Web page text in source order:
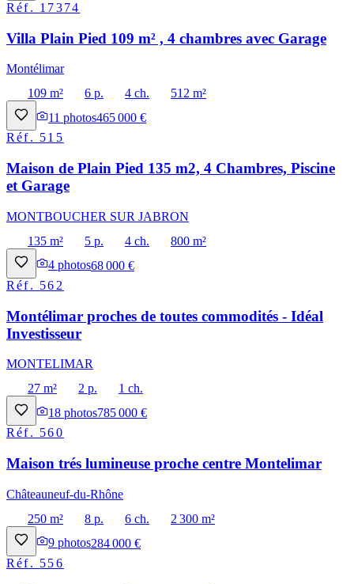
Réf. 17374
Villa Plain Pied 109 m² , 4 chambres avec Garage
Montélimar
109 m²
6 p. 4 ch.
512 m²
11 photos465 000 €
Réf. 515
Maison de Plain Pied 135 m2, 4 Chambres, Piscine
et Garage
MONTBOUCHER SUR JABRON
135 m²
5 p. 4 ch.
800 m²
4 photos68 000 €
Réf. 562
Montélimar proches de toutes commodités - Idéal
Investisseur
MONTELIMAR
27 m²
2 p.
1 ch.
18 photos785 000 €
Réf. 560
Maison trés lumineuse proche centre Montelimar
Châteauneuf-du-Rhône
250 m²
8 p. 6 ch.
2 300 m²
9 photos284 000 €
Réf. 556